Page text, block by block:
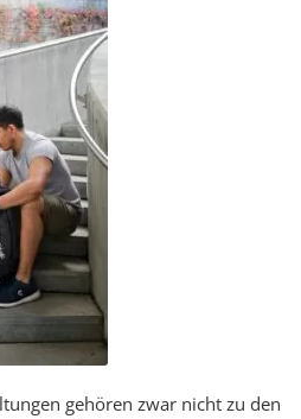
gehören zwar nicht zu den